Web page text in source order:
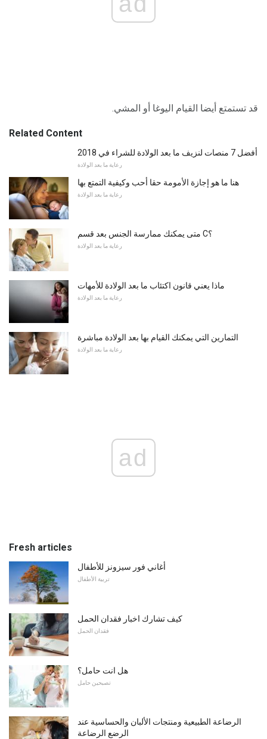
قد تستمتع أيضا القيام اليوغا أو المشي.
Related Content
أفضل 7 منصات لنزيف ما بعد الولادة للشراء في 2018
رعاية ما بعد الولادة
هنا ما هو إجازة الأمومة حقا أحب وكيفية التمتع بها
رعاية ما بعد الولادة
متى يمكنك ممارسة الجنس بعد قسم C؟
رعاية ما بعد الولادة
ماذا يعني قانون اكتئاب ما بعد الولادة للأمهات
رعاية ما بعد الولادة
التمارين التي يمكنك القيام بها بعد الولادة مباشرة
رعاية ما بعد الولادة
ad
Fresh articles
أغاني فور سيزونز للأطفال
تربية الأطفال
كيف تشارك اخبار فقدان الحمل
فقدان الحمل
هل انت حامل؟
تصبحين حامل
الرضاعة الطبيعية ومنتجات الألبان والحساسية عند
الرضع الرضاعة